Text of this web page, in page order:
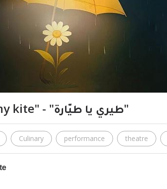
"Fly, my kite" - "طيري يا طيّارة"
Culinary performance theatre